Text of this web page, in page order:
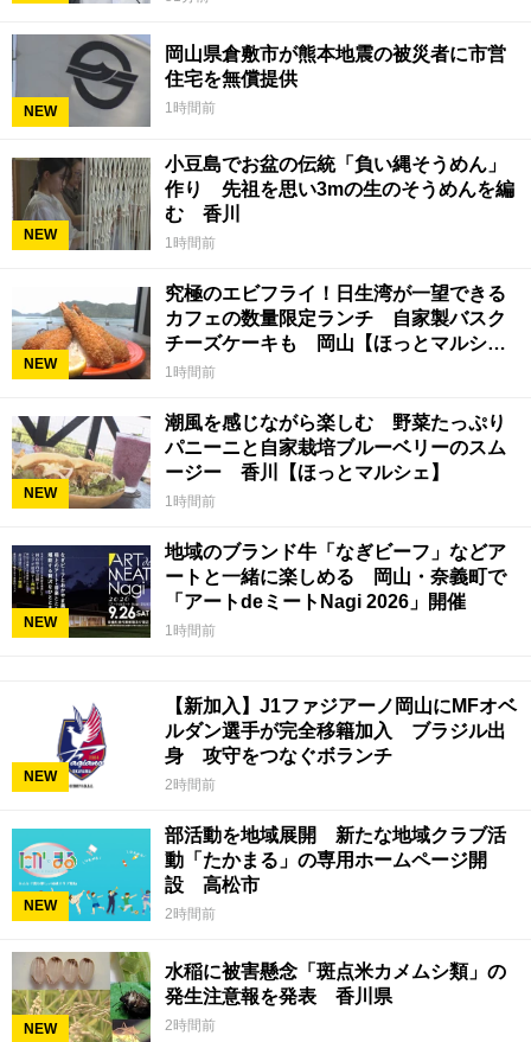
NEW
岡山県倉敷市が熊本地震の被災者に市営
住宅を無償提供
1時間前
NEW
小豆島でお盆の伝統「負い縄そうめん」
作り 先祖を思い3mの生のそうめんを編
む 香川
1時間前
NEW
究極のエビフライ！日生湾が一望できる
カフェの数量限定ランチ 自家製バスク
チーズケーキも 岡山【ほっとマルシ
ェ】
1時間前
NEW
潮風を感じながら楽しむ 野菜たっぷり
パニーニと自家栽培ブルーベリーのスム
ージー 香川【ほっとマルシェ】
1時間前
NEW
地域のブランド牛「なぎビーフ」などア
ートと一緒に楽しめる 岡山・奈義町で
「アートdeミートNagi 2026」開催
1時間前
NEW
【新加入】J1ファジアーノ岡山にMFオベ
ルダン選手が完全移籍加入 ブラジル出
身 攻守をつなぐボランチ
2時間前
NEW
部活動を地域展開 新たな地域クラブ活
動「たかまる」の専用ホームページ開
設 高松市
2時間前
NEW
水稲に被害懸念「斑点米カメムシ類」の
発生注意報を発表 香川県
2時間前